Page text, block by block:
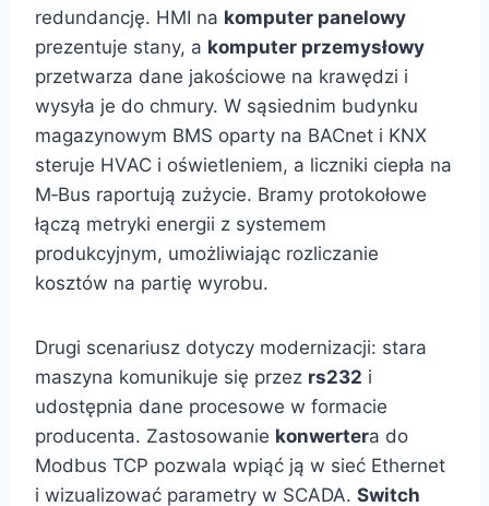
redundancję. HMI na komputer panelowy
prezentuje stany, a komputer przemysłowy
przetwarza dane jakościowe na krawędzi i
wysyła je do chmury. W sąsiednim budynku
magazynowym BMS oparty na BACnet i KNX
steruje HVAC i oświetleniem, a liczniki ciepła na
M‑Bus raportują zużycie. Bramy protokołowe
łączą metryki energii z systemem
produkcyjnym, umożliwiając rozliczanie
kosztów na partię wyrobu.
Drugi scenariusz dotyczy modernizacji: stara
maszyna komunikuje się przez rs232 i
udostępnia dane procesowe w formacie
producenta. Zastosowanie konwertera do
Modbus TCP pozwala wpiąć ją w sieć Ethernet
i wizualizować parametry w SCADA. Switch